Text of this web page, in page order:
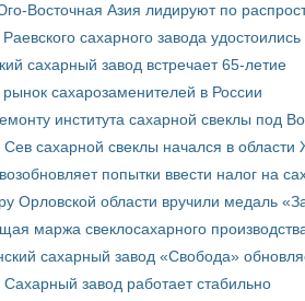
Восточная Азия лидируют по
сахарного завода удостоились
сахарный завод встречает 65-летие
рынок сахарозаменителей в России
института сахарной свеклы под
Сев сахарной свеклы начался в области
попытки ввести налог на
Орловской области вручили медаль
маржа свеклосахарного
сахарный завод «Свобода»
Сахарный завод работает стабильно